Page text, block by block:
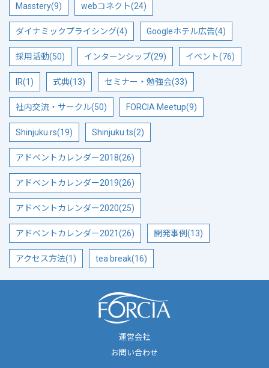
Masstery(9) webコネクト(24)
ダイナミックプライシング(4) Googleホテル広告(4)
採用活動(50) インターンシップ(29) イベント(76)
IR(1) 式典(13) セミナー・勉強会(33)
社内交流・サークル(50) FORCIA Meetup(9)
Shinjuku.rs(19) Shinjuku.ts(2)
アドベントカレンダー2018(26)
アドベントカレンダー2019(26)
アドベントカレンダー2020(25)
アドベントカレンダー2021(26) 開発事例(13)
アクセス方法(1) tea break(16)
運営会社
お問い合わせ